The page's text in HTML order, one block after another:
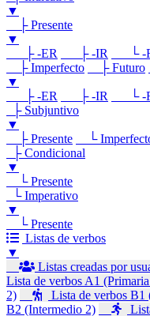
▼
├ Presente
▼
├ -ER
├ -IR
└ -
├ Imperfecto
├ Futuro
▼
├ -ER
├ -IR
└ -
├ Subjuntivo
▼
├ Presente
└
├ Condicional
▼
└ Presente
└ Imperativo
▼
└ Presente
Listas de verbos
▼
Listas creadas por
Lista de verbos A1
2)
Lista de verbos B1
B2 (Intermedio 2)